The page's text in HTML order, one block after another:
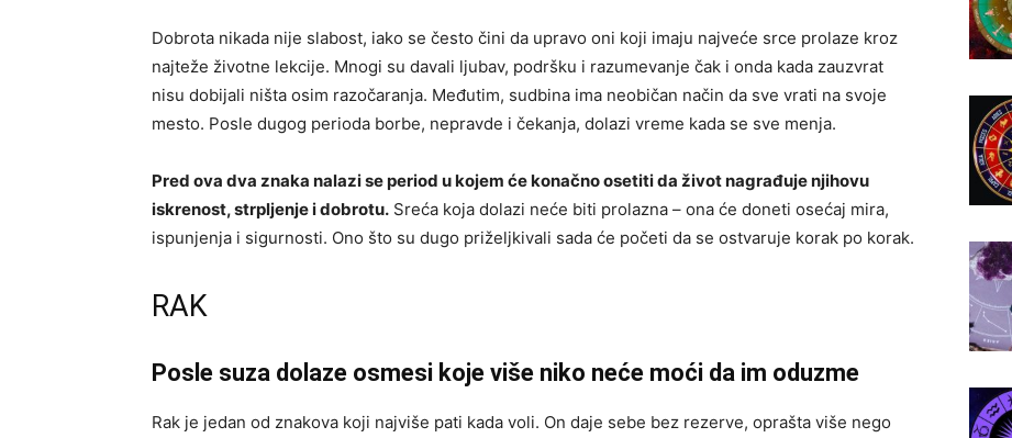
Dobrota nikada nije slabost, iako se često čini da upravo oni koji imaju najveće srce prolaze kroz
najteže životne lekcije. Mnogi su davali ljubav, podršku i razumevanje čak i onda kada zauzvrat
nisu dobijali ništa osim razočaranja. Međutim, sudbina ima neobičan način da sve vrati na svoje
mesto. Posle dugog perioda borbe, nepravde i čekanja, dolazi vreme kada se sve menja.
Pred ova dva znaka nalazi se period u kojem će konačno osetiti da život nagrađuje njihovu
iskrenost, strpljenje i dobrotu. Sreća koja dolazi neće biti prolazna – ona će doneti osećaj mira,
ispunjenja i sigurnosti. Ono što su dugo priželjkivali sada će početi da se ostvaruje korak po korak.
RAK
Posle suza dolaze osmesi koje više niko neće moći da im oduzme
Rak je jedan od znakova koji najviše pati kada voli. On daje sebe bez rezerve, oprašta više nego